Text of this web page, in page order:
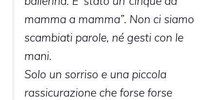
mamma a mamma”. Non ci siamo
scambiati parole, né gesti con le
mani.
Solo un sorriso e una piccola
rassicurazione che forse forse